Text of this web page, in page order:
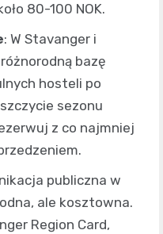
80-100 NOK.
: W Stavanger i
bazę
hosteli po
sezonu
z co najmniej
publiczna w
ale kosztowna.
Region Card,